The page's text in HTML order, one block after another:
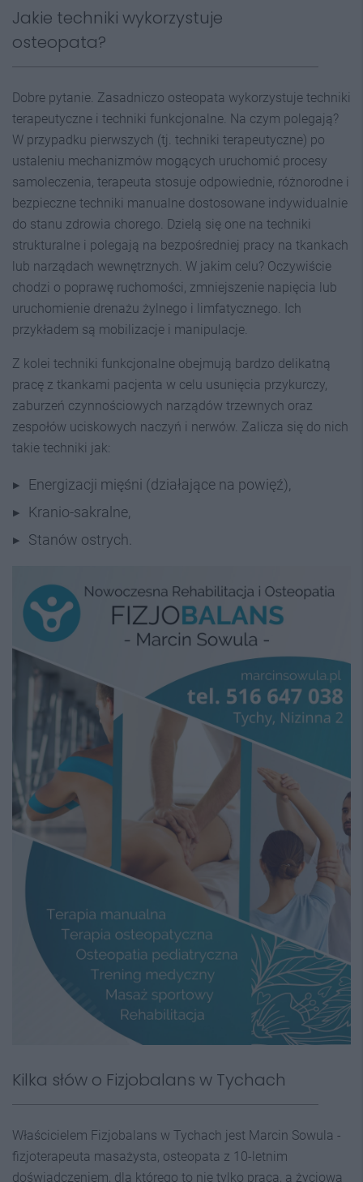
Jakie techniki wykorzystuje
osteopata?
Dobre pytanie. Zasadniczo osteopata wykorzystuje techniki
terapeutyczne i techniki funkcjonalne. Na czym polegają?
W przypadku pierwszych (tj. techniki terapeutyczne) po
ustaleniu mechanizmów mogących uruchomić procesy
samoleczenia, terapeuta stosuje odpowiednie, różnorodne i
bezpieczne techniki manualne dostosowane indywidualnie
do stanu zdrowia chorego. Dzielą się one na techniki
strukturalne i polegają na bezpośredniej pracy na tkankach
lub narządach wewnętrznych. W jakim celu? Oczywiście
chodzi o poprawę ruchomości, zmniejszenie napięcia lub
uruchomienie drenażu żylnego i limfatycznego. Ich
przykładem są mobilizacje i manipulacje.
Z kolei techniki funkcjonalne obejmują bardzo delikatną
pracę z tkankami pacjenta w celu usunięcia przykurczy,
zaburzeń czynnościowych narządów trzewnych oraz
zespołów uciskowych naczyń i nerwów. Zalicza się do nich
takie techniki jak:
Energizacji mięśni (działające na powięź),
Kranio-sakralne,
Stanów ostrych.
Kilka słów o Fizjobalans w Tychach
Właścicielem Fizjobalans w Tychach jest Marcin Sowula -
fizjoterapeuta masażysta, osteopata z 10-letnim
doświadczeniem, dla którego to nie tylko praca, a życiowa